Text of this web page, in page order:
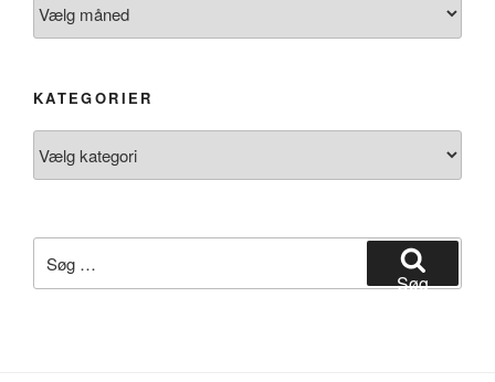
KATEGORIER
efter:
Søg